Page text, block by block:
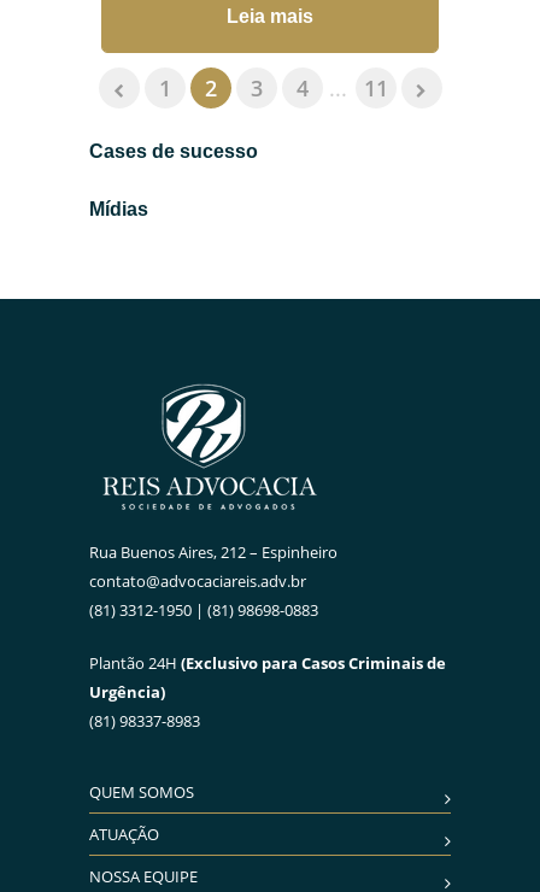
aposentadoria, auxílio-
doença, pensão por morte ou
revisões, inevitavelmente
surge o termo...
Leia mais
1 2 3 4 ... 11
Cases de sucesso
Mídias
Rua Buenos Aires, 212 – Espinheiro
contato@advocaciareis.adv.br
(81) 3312-1950 | (81) 98698-0883
Plantão 24H (Exclusivo para Casos Criminais de
Urgência)
(81) 98337-8983
QUEM SOMOS
ATUAÇÃO
NOSSA EQUIPE